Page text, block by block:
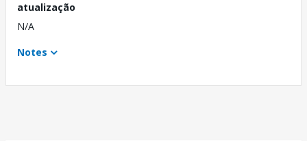
atualização
N/A
Notes